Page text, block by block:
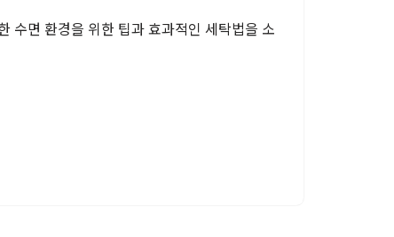
수면 환경을 위한 팁과 효과적인 세탁법을 소